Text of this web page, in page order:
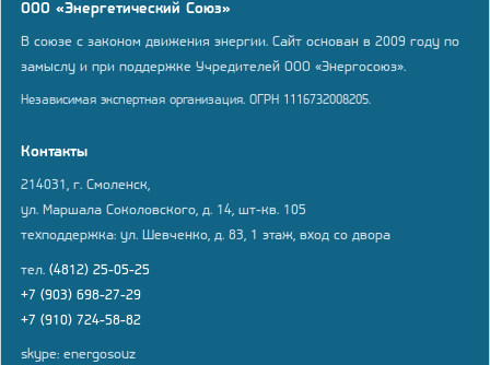
ООО «Энергетический Союз»
В союзе с законом движения энергии. Сайт основан в 2009 году по
замыслу и при поддержке Учредителей ООО «Энергосоюз».
Независимая экспертная организация. ОГРН 1116732008205.
Контакты
214031, г. Смоленск,
ул. Маршала Соколовского, д. 14, шт-кв. 105
техподдержка: ул. Шевченко, д. 83, 1 этаж, вход со двора
тел. (4812) 25-05-25
+7 (903) 698-27-29
+7 (910) 724-58-82
skype: energosouz